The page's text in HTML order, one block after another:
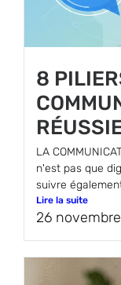
8
LA
n'est pas que
suivre
Lire la suite
26